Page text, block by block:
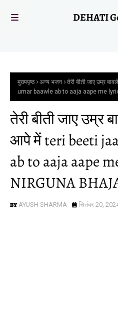
DEHATI
मुख्यपृष्ठ अन्य भजन
तेरी बीती जाए उम्र
umar baawle ab to aaja aape me
तेरी बीती जाए उम्र
आपे में teri beeti
ab to aaja aape
NIRGUNA
AYUSH SHARMA सितंबर 20,